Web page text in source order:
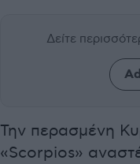
Δείτε
Την περασμένη
«Scorpios»